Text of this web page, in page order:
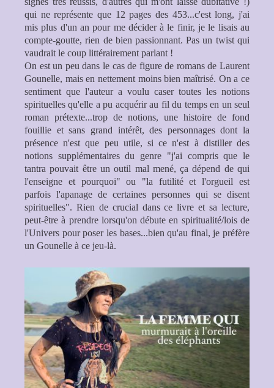
qui ne représente que 12 pages des 453...c'est long, j'ai
mis plus d'un an pour me décider à le finir, je le lisais au
compte-goutte, rien de bien passionnant. Pas un twist qui
vaudrait le coup littérairement parlant !
On est un peu dans le cas de figure de romans de Laurent
Gounelle, mais en nettement moins bien maîtrisé. On a ce
sentiment que l'auteur a voulu caser toutes les notions
spirituelles qu'elle a pu acquérir au fil du temps en un seul
roman prétexte...trop de notions, une histoire de fond
fouillie et sans grand intérêt, des personnages dont la
présence n'est que peu utile, si ce n'est à distiller des
notions supplémentaires du genre "j'ai compris que le
tantra pouvait être un outil mal mené, ça dépend de qui
l'enseigne et pourquoi" ou "la futilité et l'orgueil est
parfois l'apanage de certaines personnes qui se disent
spirituelles". Rien de crucial dans ce livre et sa lecture,
peut-être à prendre lorsqu'on débute en spiritualité/lois de
l'Univers pour poser les bases...bien qu'au final, je préfère
un Gounelle à ce jeu-là.